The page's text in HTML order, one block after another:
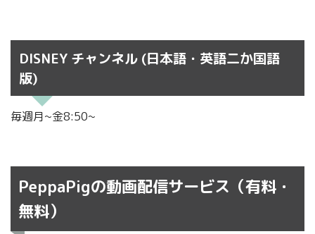
DISNEY チャンネル (日本語・英語二か国語
版)
毎週月~金8:50~
PeppaPigの動画配信サービス（有料・
無料）